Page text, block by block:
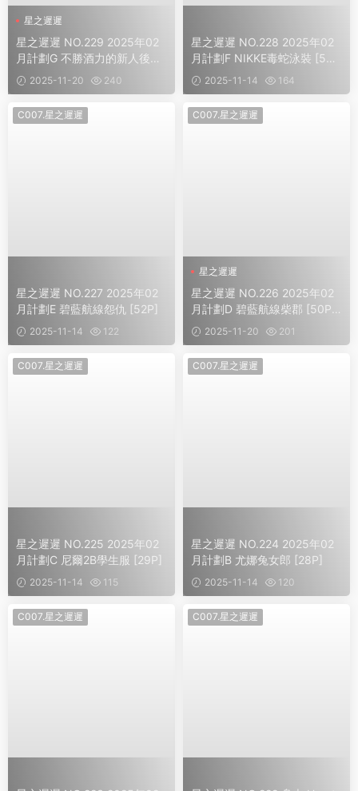
星之遲遲
星之遲遲 NO.229 2025年02
月計劃G 不勝酒力的新人後輩
[103P1V]
2025-11-20 240
星之遲遲 NO.228 2025年02
月計劃F NIKKE毒蛇泳裝 [58
P] 2025-11-14 164
C007.星之遲遲
星之遲遲 NO.227 2025年02
月計劃E 碧藍航線怨仇 [52P]
2025-11-14 122
C007.星之遲遲
星之遲遲
星之遲遲 NO.226 2025年02
月計劃D 碧藍航線柴郡 [50P1
V] 2025-11-20 201
C007.星之遲遲
星之遲遲 NO.225 2025年02
月計劃C 尼爾2B學生服 [29P]
2025-11-14 115
C007.星之遲遲
星之遲遲 NO.224 2025年02
月計劃B 尤娜兔女郎 [28P]
2025-11-14 120
C007.星之遲遲 C007.星之遲遲